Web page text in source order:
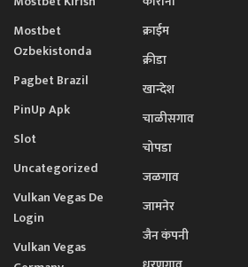
Mostbet
Ozbekistonda
Pagbet Brazil
PinUp Apk
Slot
Uncategorized
Vulkan Vegas De
Login
Vulkan Vegas
क्राईम
क्रीडा
खान्देश
चाळीसगाव
चोपडा
जळगाव
जामनेर
जैन कंपनी